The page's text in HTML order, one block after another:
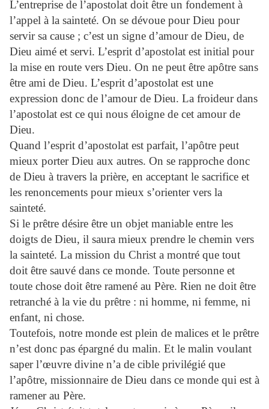
L’entreprise de l’apostolat doit être un fondement à
l’appel à la sainteté. On se dévoue pour Dieu pour
servir sa cause ; c’est un signe d’amour de Dieu, de
Dieu aimé et servi. L’esprit d’apostolat est initial pour
la mise en route vers Dieu. On ne peut être apôtre sans
être ami de Dieu. L’esprit d’apostolat est une
expression donc de l’amour de Dieu. La froideur dans
l’apostolat est ce qui nous éloigne de cet amour de
Dieu.
Quand l’esprit d’apostolat est parfait, l’apôtre peut
mieux porter Dieu aux autres. On se rapproche donc
de Dieu à travers la prière, en acceptant le sacrifice et
les renoncements pour mieux s’orienter vers la
sainteté.
Si le prêtre désire être un objet maniable entre les
doigts de Dieu, il saura mieux prendre le chemin vers
la sainteté. La mission du Christ a montré que tout
doit être sauvé dans ce monde. Toute personne et
toute chose doit être ramené au Père. Rien ne doit être
retranché à la vie du prêtre : ni homme, ni femme, ni
enfant, ni chose.
Toutefois, notre monde est plein de malices et le prêtre
n’est donc pas épargné du malin. Et le malin voulant
saper l’œuvre divine n’a de cible privilégié que
l’apôtre, missionnaire de Dieu dans ce monde qui est à
ramener au Père.